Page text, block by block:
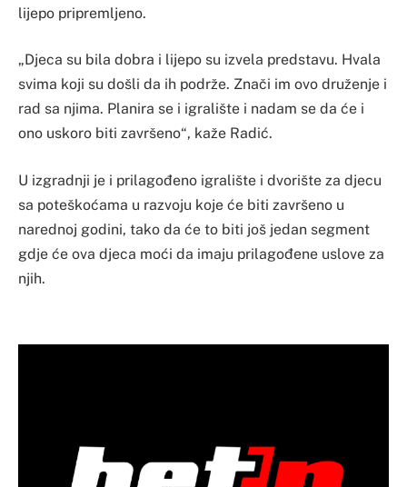
lijepo pripremljeno.
„Djeca su bila dobra i lijepo su izvela predstavu. Hvala
svima koji su došli da ih podrže. Znači im ovo druženje i
rad sa njima. Planira se i igralište i nadam se da će i
ono uskoro biti završeno“, kaže Radić.
U izgradnji je i prilagođeno igralište i dvorište za djecu
sa poteškoćama u razvoju koje će biti završeno u
narednoj godini, tako da će to biti još jedan segment
gdje će ova djeca moći da imaju prilagođene uslove za
njih.